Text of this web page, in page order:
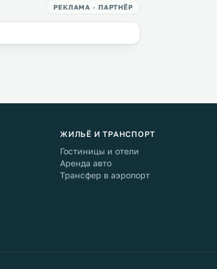
РЕКЛАМА · ПАРТНЁР
ЖИЛЬЁ И ТРАНСПОРТ
Гостиницы и отели
Аренда авто
Трансфер в аэропорт